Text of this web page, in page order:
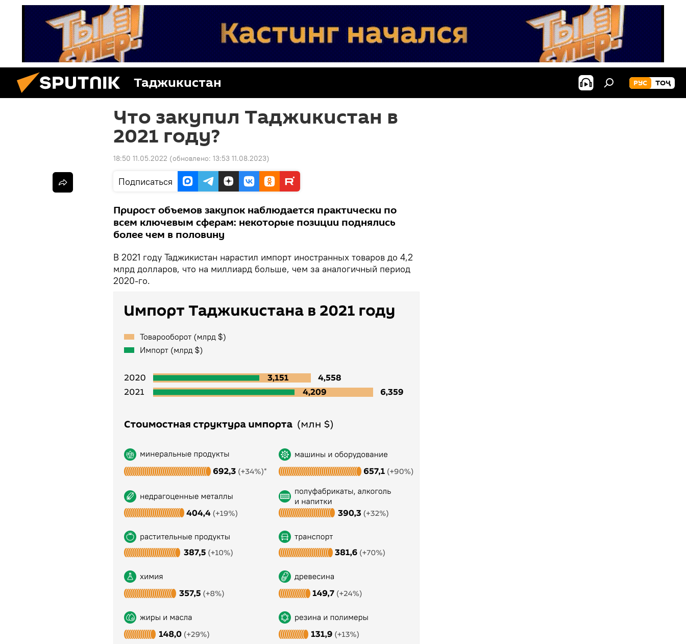
Таджикистан РУС ТОҶ
Что закупил Таджикистан в
2021 году?
18:50 11.05.2022 (обновлено: 13:53 11.08.2023)
Подписаться
Прирост объемов закупок наблюдается практически по
всем ключевым сферам: некоторые позиции поднялись
более чем в половину
В 2021 году Таджикистан нарастил импорт иностранных товаров до 4,2
млрд долларов, что на миллиард больше, чем за аналогичный период
2020-го.